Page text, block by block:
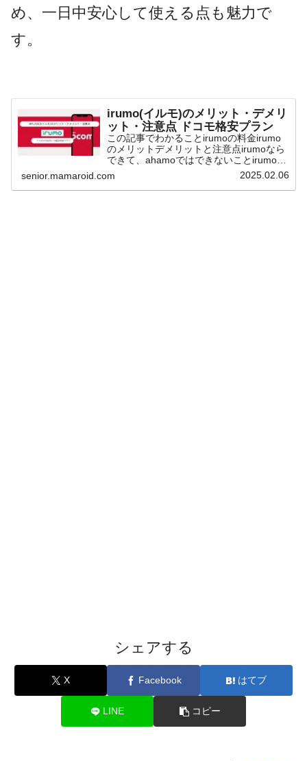
め、一日中安心して使える点も魅力で
す。
irumo(イルモ)のメリット・デメリ
ット・注意点 ドコモ格安プラン
この記事でわかることirumoの料金irumo
のメリットデメリットと注意点irumoなら
できて、ahamoではできないことirumoで
はポイントがもらえるキャンペーン実施
しているよドコモの新料金プラン
「eximo（エクシモ）」「irumo（...
senior.mamaroid.com 2025.02.06
シェアする
X Facebook はてブ
LINE コピー